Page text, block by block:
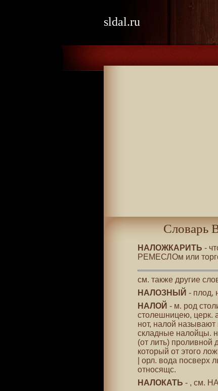
sldal.ru
Словарь
НАЛОЖКАРИТЬ -
РЕМЕСЛОм или
см. также другие
НАЛОЗНЫЙ - плод,
НАЛОЙ - м. род
столешницею, церк.
нот, налой
складные налойцы.
(от лить)
который от этого
| орл. вода посверх
относящс.
НАЛОКАТЬ - , см.